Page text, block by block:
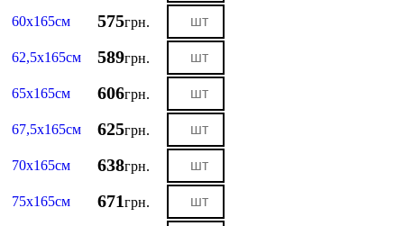
60х165см 575грн.
62,5х165см 589грн.
65х165см 606грн.
67,5х165см 625грн.
70х165см 638грн.
75х165см 671грн.